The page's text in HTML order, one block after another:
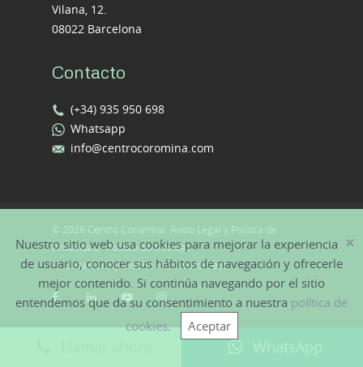
WhatsApp
Vilana, 12.
08022 Barcelona
Contacto
(+34) 935 950 698
Whatsapp
info@centrocoromina.com
© 2026 Centro Coromina. Aviso Legal y Política de
Privacidad·Política de Cookies
—Desarrollo y Diseño Web WordPress
×
Nuestro sitio web usa cookies para mejorar la experiencia
de usuario, conocer sus hábitos de navegación y ofrecerle
mejor contenido. Si continúa navegando por el sitio
entendemos que da su consentimiento a nuestra política de
cookies. Aceptar